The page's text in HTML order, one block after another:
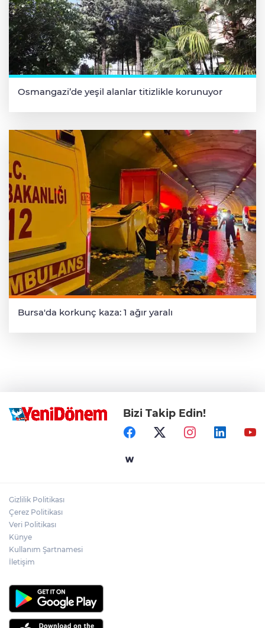
Osmangazi’de yeşil alanlar titizlikle korunuyor
Bursa'da korkunç kaza: 1 ağır yaralı
Bizi Takip Edin!
Gizlilik Politikası
Çerez Politikası
Veri Politikası
Künye
Kullanım Şartnamesi
İletişim